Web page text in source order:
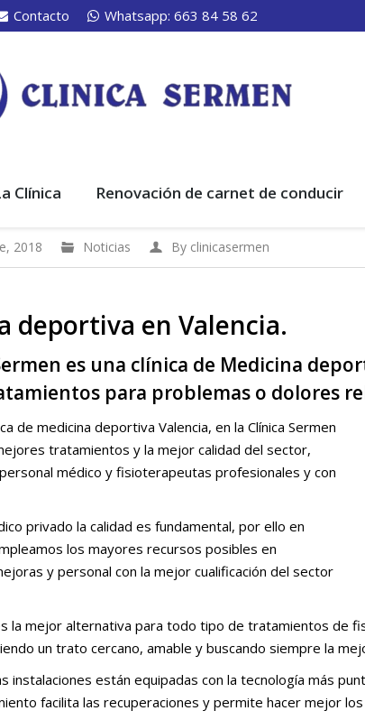
Contacto Whatsapp: 663 84 58 62
Clínica Renovación de carnet de conducir
2018 Noticias By clinicasermen
deportiva en Valencia.
es una clínica de Medicina
para problemas o dolores
de medicina deportiva Valencia, en la Clínica Sermen
tratamientos y la mejor calidad del sector,
médico y fisioterapeutas profesionales y con
privado la calidad es fundamental, por ello en
los mayores recursos posibles en
y personal con la mejor cualificación del sector
la mejor alternativa para todo tipo de tratamientos de
un trato cercano, amable y buscando siempre la
instalaciones están equipadas con la tecnología más
facilita las recuperaciones y permite hacer mejor